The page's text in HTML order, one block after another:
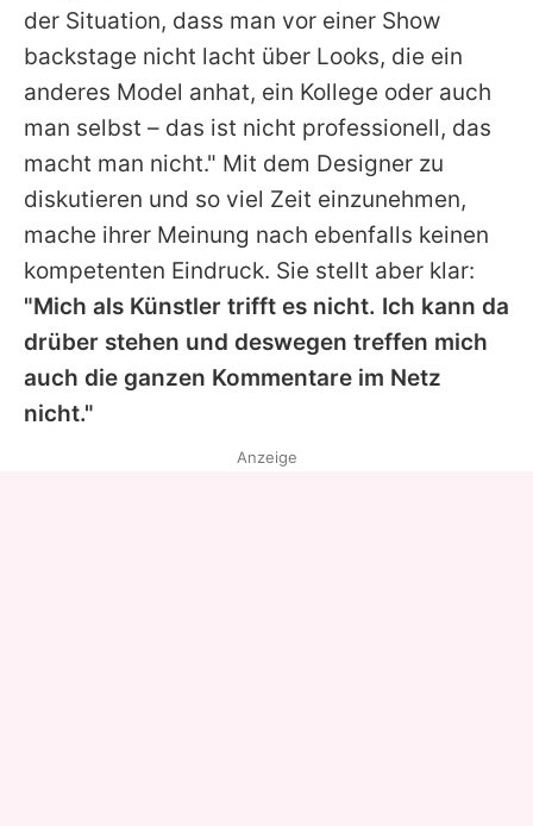
der Situation, dass man vor einer Show
backstage nicht lacht über Looks, die ein
anderes Model anhat, ein Kollege oder auch
man selbst – das ist nicht professionell, das
macht man nicht." Mit dem Designer zu
diskutieren und so viel Zeit einzunehmen,
mache ihrer Meinung nach ebenfalls keinen
kompetenten Eindruck. Sie stellt aber klar:
"Mich als Künstler trifft es nicht. Ich kann da
drüber stehen und deswegen treffen mich
auch die ganzen Kommentare im Netz
nicht."
Anzeige